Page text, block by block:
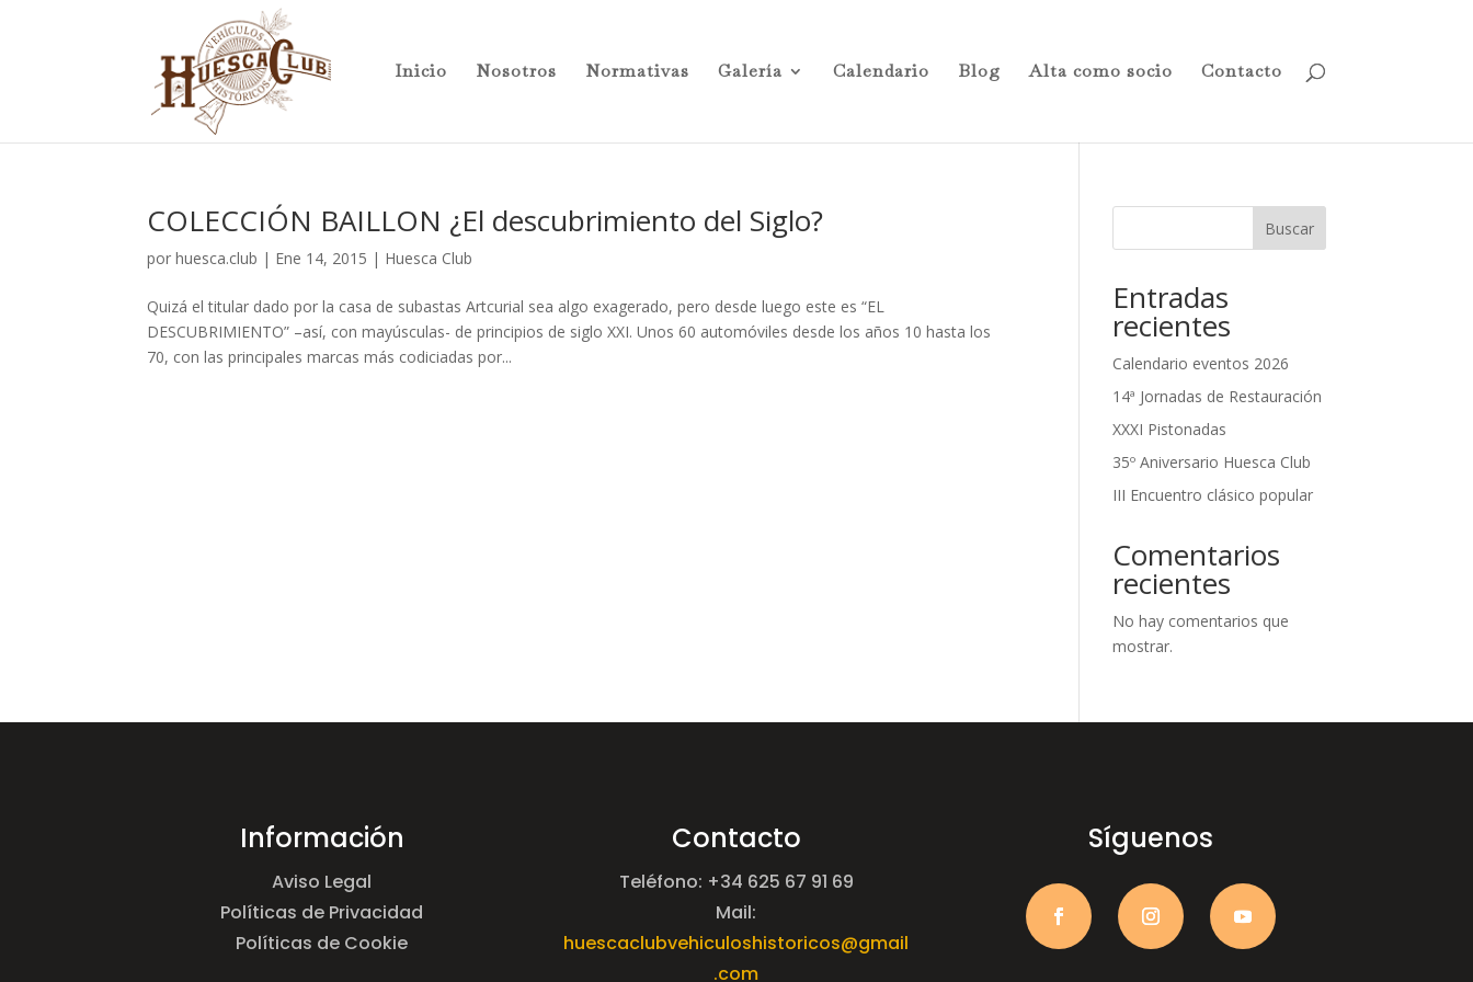
Inicio Nosotros Normativas Galería Calendario Blog Alta como socio Contacto
COLECCIÓN BAILLON ¿El descubrimiento del Siglo?
porhuesca.club | Ene 14, 2015 | Huesca Club
Quizá el titular dado por la casa de subastas Artcurial sea algo exagerado, pero desde luego este es “EL
DESCUBRIMIENTO” –así, con mayúsculas- de principios de siglo XXI. Unos 60 automóviles desde los años 10 hasta los
70, con las principales marcas más codiciadas por...
Buscar
Entradas
recientes
Calendario eventos 2026
14ª Jornadas de Restauración
XXXI Pistonadas
35º Aniversario Huesca Club
III Encuentro clásico popular
Comentarios
recientes
No hay comentarios que
mostrar.
Información
Aviso Legal
Políticas de Privacidad
Políticas de Cookie
Contacto
Teléfono: +34 625 67 91 69
Mail:
huescaclubvehiculoshistoricos@gmail
.com
Síguenos